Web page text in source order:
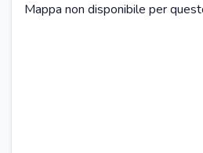
Mappa non disponibile per